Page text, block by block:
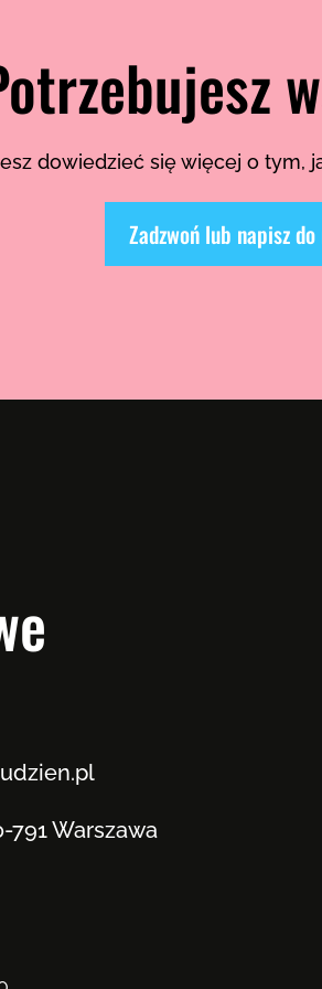
dowiedzieć się więcej o tym,
Zadzwoń lub napisz do
791 Warszawa